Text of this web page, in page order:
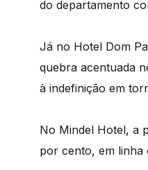
do departamento
Já no Hotel Dom
quebra acentuada
à indefinição em
No Mindel Hotel, a
por cento, em linha